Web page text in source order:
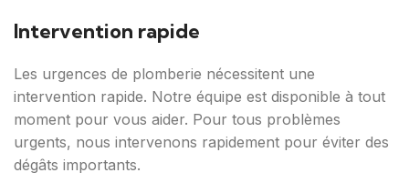
Intervention rapide
Les urgences de plomberie nécessitent une
intervention rapide. Notre équipe est disponible à tout
moment pour vous aider. Pour tous problèmes
urgents, nous intervenons rapidement pour éviter des
dégâts importants.